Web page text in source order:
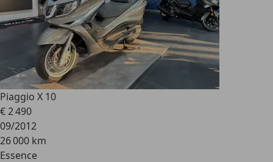
Piaggio X 10
€ 2 490
09/2012
26 000 km
Essence